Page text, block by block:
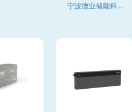
宁波德业储能科...